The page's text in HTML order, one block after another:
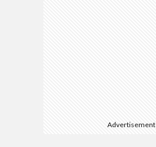
Advertisement